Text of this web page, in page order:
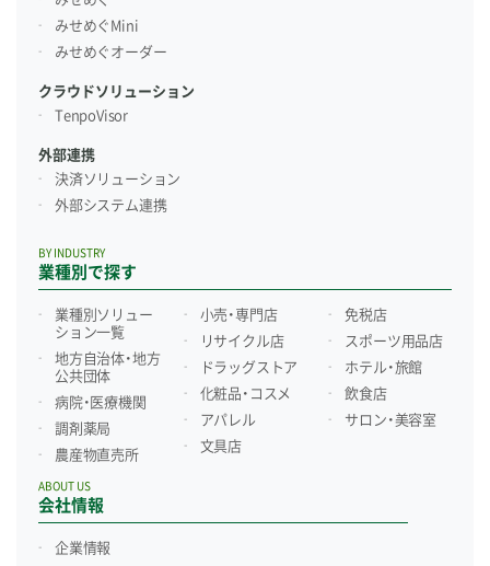
みせめぐMini
みせめぐオーダー
クラウドソリューション
TenpoVisor
外部連携
決済ソリューション
外部システム連携
業種別で探す
BY INDUSTRY
業種別ソリュー
ション一覧
地方自治体・地方
公共団体
病院・医療機関
調剤薬局
農産物直売所
小売・専門店
リサイクル店
ドラッグストア
化粧品・コスメ
アパレル
文具店
免税店
スポーツ用品店
ホテル・旅館
飲食店
サロン・美容室
会社情報
ABOUT US
企業情報